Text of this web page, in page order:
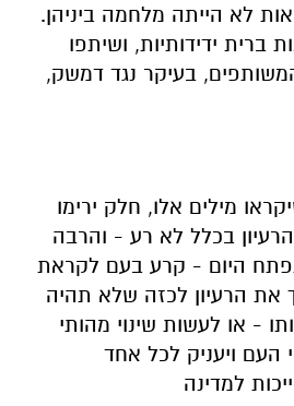
הבאות לא הייתה מלחמה ביניהן.
ברית ידידותיות, ושיתפו
בעיקר נגד דמשק,
מילים אלו, חלק ירימו
בכלל לא רע - והרבה
היום - קרע בעם לקראת
את הרעיון לכזה שלא תהיה
- או לעשות שינוי מהותי
העם ויעניק לכל אחד
למדינה